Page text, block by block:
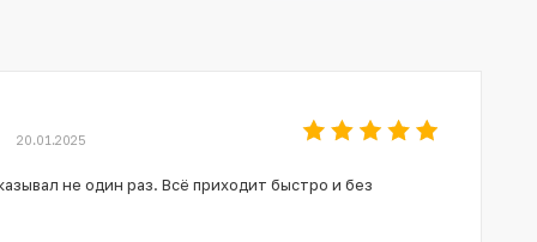
20.01.2025
не один раз. Всё приходит быстро и без